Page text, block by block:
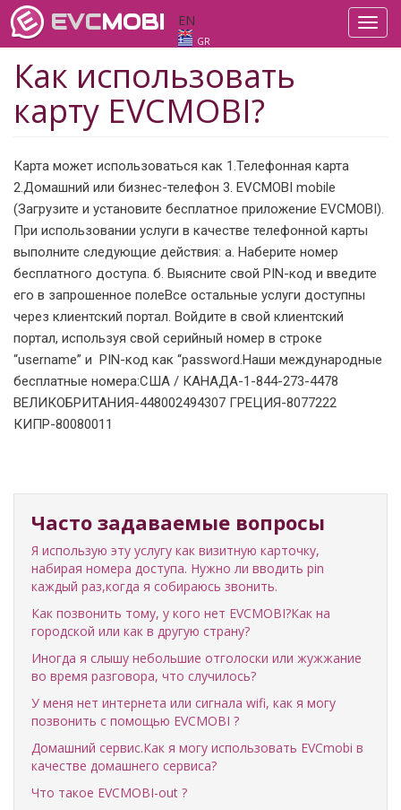
EVCMOBI EN
GR
Как использовать
карту EVCMOBI?
Карта может использоваться как 1.Телефонная карта
2.Домашний или бизнес-телефон 3. EVCMOBI mobile
(Загрузите и установите бесплатное приложение EVCMOBI).
При использовании услуги в качестве телефонной карты
выполните следующие действия: a. Наберите номер
бесплатного доступа. б. Выясните свой PIN-код и введите
его в запрошенное полеВсе остальные услуги доступны
через клиентский портал. Войдите в свой клиентский
портал, используя свой серийный номер в строке
“username” и PIN-код как “password.Наши международные
бесплатные номера:США / КАНАДА-1-844-273-4478
ВЕЛИКОБРИТАНИЯ-448002494307 ГРЕЦИЯ-8077222
КИПР-80080011
Часто задаваемые вопросы
Я использую эту услугу как визитную карточку,
набирая номера доступа. Нужно ли вводить pin
каждый раз,когда я собираюсь звонить.
Как позвонить тому, у кого нет EVCMOBI?Как на
городской или как в другую страну?
Иногда я слышу небольшие отголоски или жужжание
во время разговора, что случилось?
У меня нет интернета или сигнала wifi, как я могу
позвонить с помощью EVCMOBI ?
Домашний сервис.Как я могу использовать EVCmobi в
качестве домашнего сервиса?
Что такое EVCMOBI-out ?